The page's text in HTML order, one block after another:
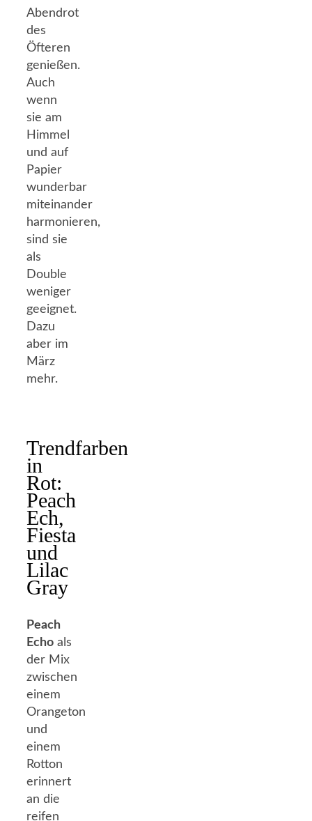
Abendrot
des
Öfteren
genießen.
Auch
wenn
sie am
Himmel
und auf
Papier
wunderbar
miteinander
harmonieren,
sind sie
als
Double
weniger
geeignet.
Dazu
aber im
März
mehr.
Trendfarben
in
Rot:
Peach
Ech,
Fiesta
und
Lilac
Gray
Peach
Echo als
der Mix
zwischen
einem
Orangeton
und
einem
Rotton
erinnert
an die
reifen